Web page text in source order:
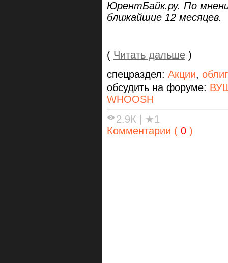
ЮрентБайк.ру. По
ближайшие 12 месяцев.
( Читать дальше )
спецраздел: Акции,
обсудить на форуме:
WHOOSH
2.9К
★1
Комментарии ( 0 )